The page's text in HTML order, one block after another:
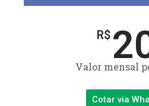
R$
Valor mensal
Cotar via